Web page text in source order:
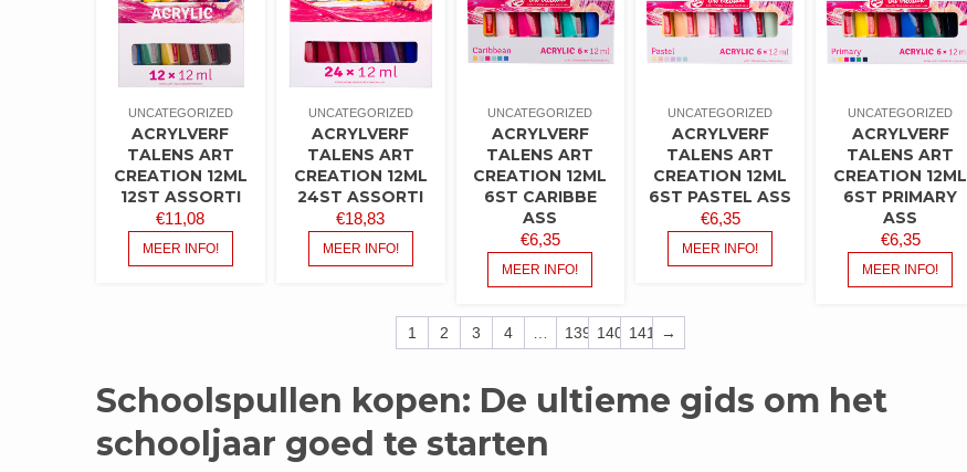
UNCATEGORIZED
ACRYLVERF
TALENS ART
CREATION 12ML
12ST ASSORTI
€11,08
MEER INFO!
UNCATEGORIZED
ACRYLVERF
TALENS ART
CREATION 12ML
24ST ASSORTI
€18,83
MEER INFO!
UNCATEGORIZED
ACRYLVERF
TALENS ART
CREATION 12ML
6ST CARIBBE
ASS
€6,35
MEER INFO!
UNCATEGORIZED
ACRYLVERF
TALENS ART
CREATION 12ML
6ST PASTEL ASS
€6,35
MEER INFO!
UNCATEGORIZED
ACRYLVERF
TALENS ART
CREATION 12ML
6ST PRIMARY
ASS
€6,35
MEER INFO!
1 2 3 4 139 140 141 →
Schoolspullen kopen: De ultieme gids om het
schooljaar goed te starten